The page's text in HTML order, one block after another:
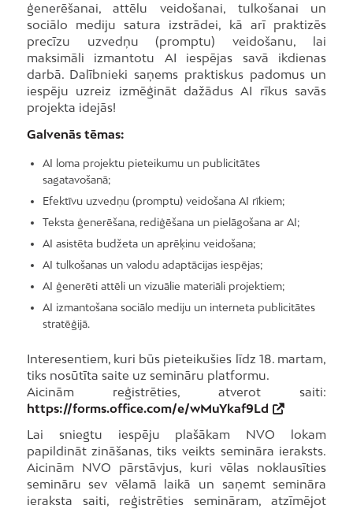
ģenerēšanai, attēlu veidošanai, tulkošanai un
sociālo mediju satura izstrādei, kā arī praktizēs
precīzu uzvedņu (promptu) veidošanu, lai
maksimāli izmantotu AI iespējas savā ikdienas
darbā. Dalībnieki saņems praktiskus padomus un
iespēju uzreiz izmēģināt dažādus AI rīkus savās
projekta idejās!
Galvenās tēmas:
AI loma projektu pieteikumu un publicitātes
sagatavošanā;
Efektīvu uzvedņu (promptu) veidošana AI rīkiem;
Teksta ģenerēšana, rediģēšana un pielāgošana ar AI;
AI asistēta budžeta un aprēķinu veidošana;
AI tulkošanas un valodu adaptācijas iespējas;
AI ģenerēti attēli un vizuālie materiāli projektiem;
AI izmantošana sociālo mediju un interneta publicitātes
stratēģijā.
Interesentiem, kuri būs pieteikušies līdz 18. martam,
tiks nosūtīta saite uz semināru platformu.
Aicinām reģistrēties, atverot saiti:
https://forms.office.com/e/wMuYkaf9Ld
Lai sniegtu iespēju plašākam NVO lokam
papildināt zināšanas, tiks veikts semināra ieraksts.
Aicinām NVO pārstāvjus, kuri vēlas noklausīties
semināru sev vēlamā laikā un saņemt semināra
ieraksta saiti, reģistrēties semināram, atzīmējot